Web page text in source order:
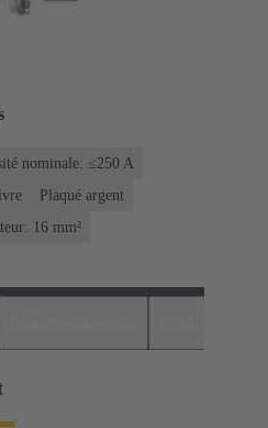
nominale: ≤250 A
Plaqué argent
16 mm²